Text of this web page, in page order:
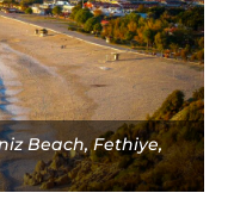
Beach, Fethiye,